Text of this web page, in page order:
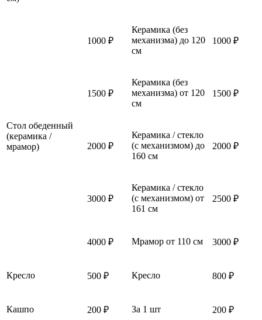
Стол обеденный
(керамика /
мрамор)
1000 ₽
Керамика (без
механизма) до 120
см
1000 ₽
1500 ₽
Керамика (без
механизма) от 120
см
1500 ₽
2000 ₽
Керамика / стекло
(с механизмом) до
160 см
2000 ₽
3000 ₽
Керамика / стекло
(с механизмом) от
161 см
2500 ₽
4000 ₽ Мрамор от 110 см 3000 ₽
Кресло 500 ₽ Кресло 800 ₽
Кашпо 200 ₽ За 1 шт 200 ₽